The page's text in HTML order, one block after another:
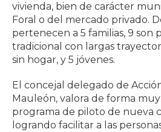
vivienda, bien de carácter
Foral o del mercado privado.
pertenecen a 5 familias, 9 son
tradicional con largas
sin hogar, y 5 jóvenes.
El concejal delegado de
Mauleón, valora de forma muy
programa de piloto de nueva
logrando facilitar a las